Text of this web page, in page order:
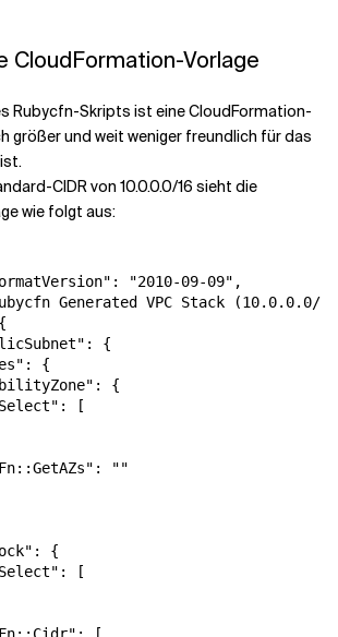
CloudFormation-Vorlage
Rubycfn-Skripts ist eine CloudFormation-
größer und weit weniger freundlich für das
CIDR von 10.0.0.0/16 sieht die
wie folgt aus: